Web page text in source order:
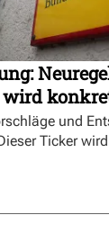
und
Ticker